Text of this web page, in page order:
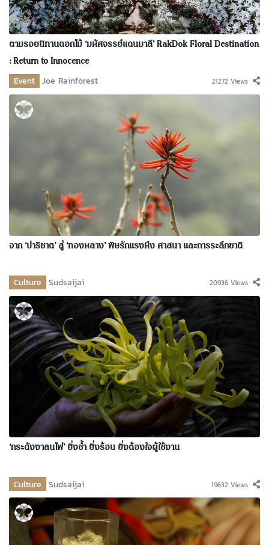
ตามรอยนิทานดอกไม้ ‘มหัศจรรย์แดนมาลี’ RakDok Floral Destination
: Return to Innocence
Event Joe Rainforest 21272 Views
จาก ‘ปาริชาต’ สู่ ‘ทองหลาง’ พิษรักแรงหึง ศาสนา และการระลึกชาติ
Culture Sudsaijai 20936 Views
‘กระดังงาลนไฟ’ ยิ่งช้ำ ยิ่งร้อน ยิ่งต้องใจผู้ใช้งาน
Culture Sudsaijai 19632 Views